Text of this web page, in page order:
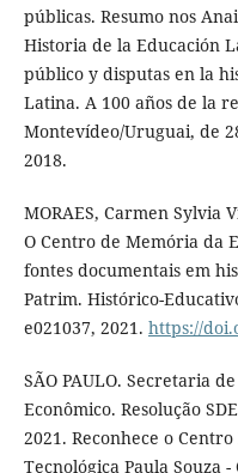
públicas. Resumo nos
Historia de la Educación
público y disputas en la
Latina. A 100 años de la
Montevídeo/Uruguai, de
2018.
MORAES, Carmen Sylvia
O Centro de Memória da
fontes documentais em
Patrim. Histórico-
e021037, 2021. https://
SÃO PAULO. Secretaria
Econômico. Resolução
2021. Reconhece o
Tecnológica Paula Souza